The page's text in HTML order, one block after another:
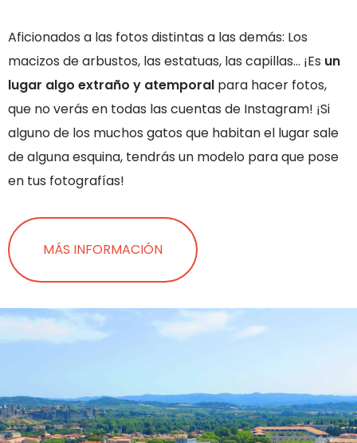
Aficionados a las fotos distintas a las demás: Los
macizos de arbustos, las estatuas, las capillas… ¡Es un
lugar algo extraño y atemporal para hacer fotos,
que no verás en todas las cuentas de Instagram! ¡Si
alguno de los muchos gatos que habitan el lugar sale
de alguna esquina, tendrás un modelo para que pose
en tus fotografías!
MÁS INFORMACIÓN